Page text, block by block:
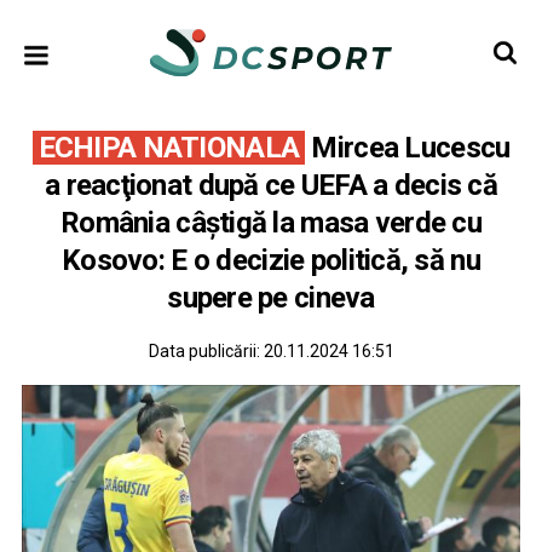
ECHIPA NATIONALA Mircea Lucescu
a reacţionat după ce UEFA a decis că
România câştigă la masa verde cu
Kosovo: E o decizie politică, să nu
supere pe cineva
Data publicării: 20.11.2024 16:51